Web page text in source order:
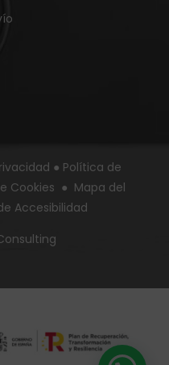
● Política de
Cookies ● Mapa del
Accesibilidad